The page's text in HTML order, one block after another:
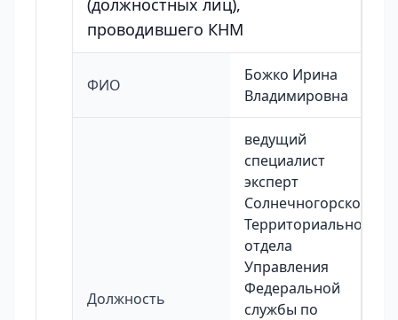
(должностных лиц),
проводившего КНМ
ФИО
Божко Ирина
Владимировна
Должность
ведущий
специалист
эксперт
Солнечногорского
Территориального
отдела
Управления
Федеральной
службы по